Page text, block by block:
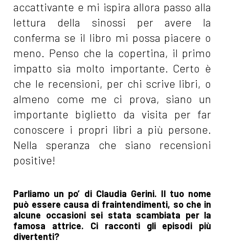
accattivante e mi ispira allora passo alla
lettura della sinossi per avere la
conferma se il libro mi possa piacere o
meno. Penso che la copertina, il primo
impatto sia molto importante. Certo è
che le recensioni, per chi scrive libri, o
almeno come me ci prova, siano un
importante biglietto da visita per far
conoscere i propri libri a più persone.
Nella speranza che siano recensioni
positive!
Parliamo un po’ di Claudia Gerini. Il tuo nome
può essere causa di fraintendimenti, so che in
alcune occasioni sei stata scambiata per la
famosa attrice. Ci racconti gli episodi più
divertenti?